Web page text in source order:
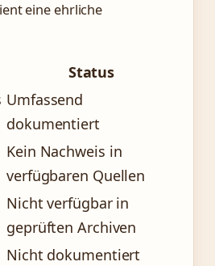
eine ehrliche
Status
Umfassend
dokumentiert
Kein Nachweis in
verfügbaren Quellen
Nicht verfügbar in
geprüften Archiven
Nicht dokumentiert